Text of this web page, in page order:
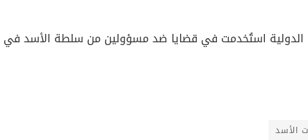
الدولية استُخدمت في قضايا ضد مسؤولين من سلطة اﻷسد في
الأسد